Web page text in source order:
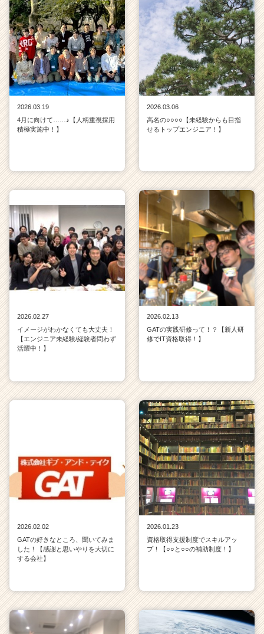
2026.03.19
4月に向けて……♪【人柄重視採用
積極実施中！】
2026.03.06
高名の○○○○【未経験からも目指
せるトップエンジニア！】
2026.02.27
イメージがわかなくても大丈夫！
【エンジニア未経験/経験者問わず
活躍中！】
2026.02.13
GATの実践研修って！？【新人研
修でIT資格取得！】
2026.02.02
GATの好きなところ、聞いてみま
した！【感謝と思いやりを大切に
する会社】
2026.01.23
資格取得支援制度でスキルアッ
プ！【○○と○○の補助制度！】